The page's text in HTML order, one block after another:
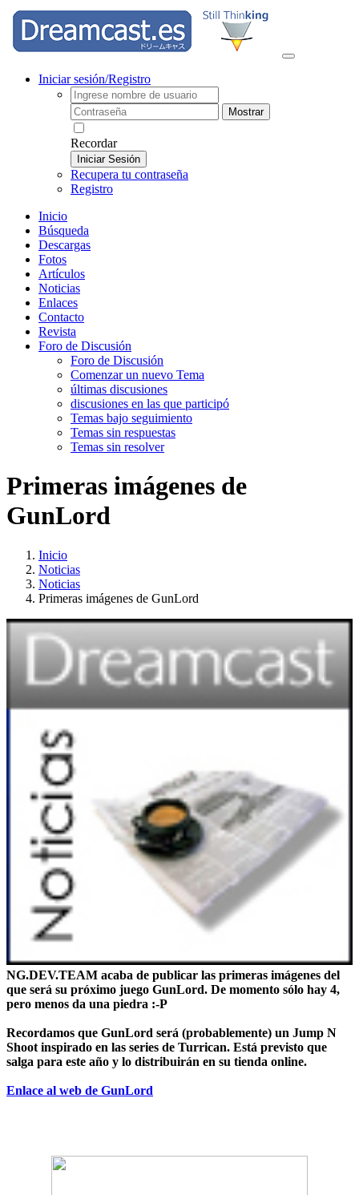
Iniciar sesión/Registro
Mostrar
Recordar
Iniciar Sesión
Recupera tu contraseña
Registro
Inicio
Búsqueda
Descargas
Fotos
Artículos
Noticias
Enlaces
Contacto
Revista
Foro de Discusión
Foro de Discusión
Comenzar un nuevo Tema
últimas discusiones
discusiones en las que participó
Temas bajo seguimiento
Temas sin respuestas
Temas sin resolver
Primeras imágenes de
GunLord
Inicio
Noticias
Noticias
Primeras imágenes de GunLord
NG.DEV.TEAM acaba de publicar las primeras imágenes del
que será su próximo juego GunLord. De momento sólo hay 4,
pero menos da una piedra :-P
Recordamos que GunLord será (probablemente) un Jump N
Shoot inspirado en las series de Turrican. Está previsto que
salga para este año y lo distribuirán en su tienda online.
Enlace al web de GunLord